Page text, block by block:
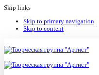
Skip links
Skip to primary navigation
Skip to content